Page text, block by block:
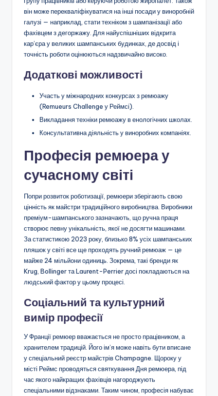
він може перекваліфікуватися на інші посади у виноробній
галузі — наприклад, стати техніком з шампанізації або
фахівцем з дегоржажу. Для найуспішніших відкрита
кар’єра у великих шампанських будинках, де досвід і
точність роботи оцінюються надзвичайно високо.
Додаткові можливості
Участь у міжнародних конкурсах з ремюажу
(Remueurs Challenge у Реймсі).
Викладання техніки ремюажу в енологічних школах.
Консультативна діяльність у виноробних компаніях.
Професія ремюера у
сучасному світі
Попри розвиток роботизації, ремюери зберігають свою
цінність як майстри традиційного виробництва. Виробники
преміум-шампанського зазначають, що ручна праця
створює певну унікальність, якої не досягти машинами.
За статистикою 2023 року, близько 8% усіх шампанських
пляшок у світі все ще проходять ручний ремюаж — це
майже 24 мільйони одиниць. Зокрема, такі бренди як
Krug, Bollinger та Laurent-Perrier досі покладаються на
людський фактор у цьому процесі.
Соціальний та культурний
вимір професії
У Франції ремюер вважається не просто працівником, а
хранителем традицій. Його ім’я може навіть бути вписане
у спеціальний реєстр майстрів Champagne. Щороку у
місті Реймс проводяться святкування Дня ремюера, під
час якого найкращих фахівців нагороджують
спеціальними відзнаками. Таким чином, професія набуває